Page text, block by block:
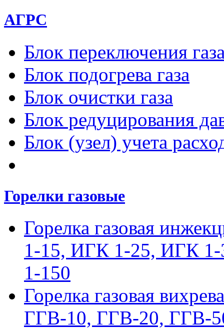
АГРС
Блок переключения
Блок подогрева газа
Блок очистки газа
Блок редуцирования
Блок (узел) учета
Горелки газовые
Горелка газовая
1-15, ИГК 1-25, ИГК
1-150
Горелка газовая
ГГВ-10, ГГВ-20, ГГВ-